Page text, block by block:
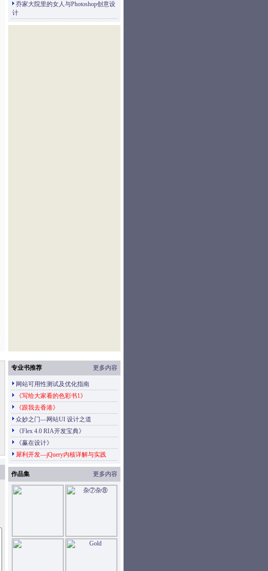
乔家大院里的女人与Photoshop创意设
计
专业书推荐 更多内容
网站可用性测试及优化指南
《写给大家看的色彩书1》
《跟我去香港》
众妙之门—网站UI 设计之道
《Flex 4.0 RIA开发宝典》
《赢在设计》
犀利开发—jQuery内核详解与实践
作品集 更多内容